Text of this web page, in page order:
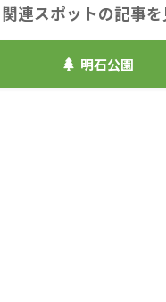
関連スポットの記事を
明石公園